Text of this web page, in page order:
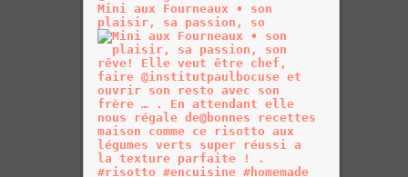
Mini aux Fourneaux • son
plaisir, sa passion, so